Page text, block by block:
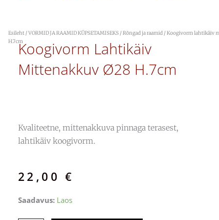
Esileht /VORMID JA RAAMID KÜPSETAMISEKS /Rõngad ja raamid / Koogivorm lahtikäiv
H.7cmKoogivorm Lahtikäiv
Mittenakkuv Ø28 H.7cm
Kvaliteetne, mittenakkuva pinnaga terasest,
lahtikäiv koogivorm.
22,00€
Saadavus: Laos
Koogivorm